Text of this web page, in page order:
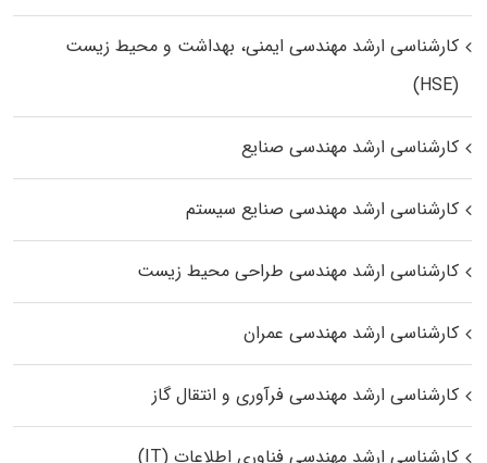
کارشناسی ارشد مهندسی ایمنی، بهداشت و محیط زیست
(HSE)
کارشناسی ارشد مهندسی صنایع
کارشناسی ارشد مهندسی صنایع سیستم
کارشناسی ارشد مهندسی طراحی محیط زیست
کارشناسی ارشد مهندسی عمران
کارشناسی ارشد مهندسی فرآوری و انتقال گاز
کارشناسی ارشد مهندسی فناوری اطلاعات (IT)